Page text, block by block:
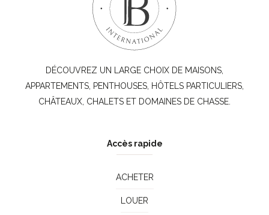
DÉCOUVREZ UN LARGE CHOIX DE MAISONS,
APPARTEMENTS, PENTHOUSES, HÔTELS PARTICULIERS,
CHÂTEAUX, CHALETS ET DOMAINES DE CHASSE.
Accès rapide
ACHETER
LOUER